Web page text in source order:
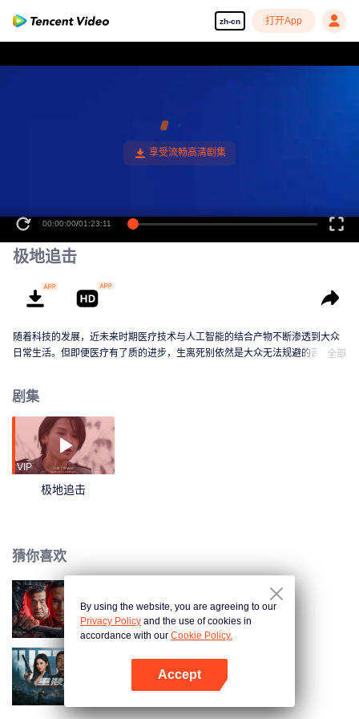
zh-cn 打开App
00:00:00/01:23:11
极地追击
随着科技的发展，近未来时期医疗技术与人工智能的结合产物不断渗透到大众
日常生活。但即便医疗有了质的进步，生离死别依然是大众无法规避的苦难。
他。绝境之下为了给重病女儿争取最后一线生机，金城在前往黑市孤注一掷借
贷的过程中，进入了蓄谋已久的陷阱中。 当金城醒来后，陌生诡异的密林中，
为了尽快找到出口回到重病的女儿身边，金城必须和一群陌生人面对残酷的黑
衣人追杀、诡魅怪兽的攻击以及在天崩地裂中经历着人性的考验。一番战斗
后，在这片未知神秘的密林中，金城和队友们经历生死离别后，最终在他们并
肩作战的过程中走出困境，和警方联手摧毁了医疗公司泯灭人性的罪恶阴谋，
并在各方的帮助下，为女儿朵朵挽回生机。
全部
剧集
VIP
极地追击
猜你喜欢
我是卧底
重装战警
By using the website, you are agreeing to our
Privacy Policy and the use of cookies in
accordance with our Cookie Policy.
Accept